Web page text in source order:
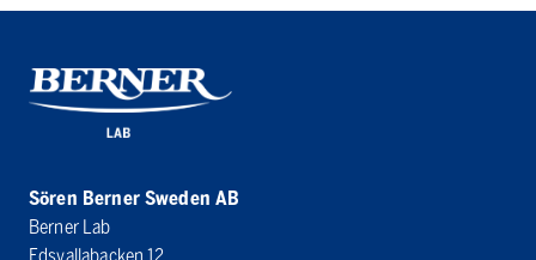
Sören Berner Sweden AB
Berner Lab
Edsvallabacken 12